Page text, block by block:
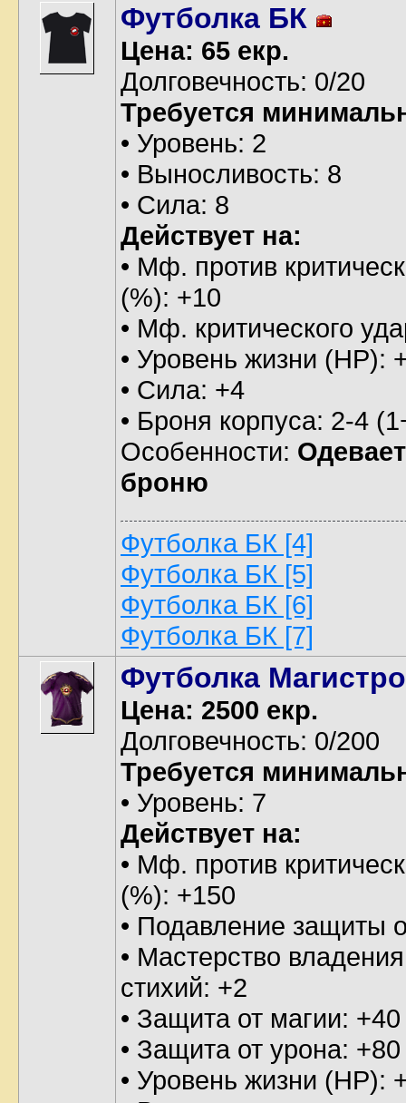
Футболка БК
Цена: 65 екр.
Долговечность: 0/20
Требуется
• Уровень: 2
• Выносливость: 8
• Сила: 8
Действует на:
• Мф. против
(%): +10
• Мф. критического
• Уровень жизни (HP):
• Сила: +4
• Броня корпуса: 2-4
Особенности:
броню
Футболка БК [4]
Футболка БК [5]
Футболка БК [6]
Футболка БК [7]
Футболка
Цена: 2500 екр.
Долговечность: 0/200
Требуется
• Уровень: 7
Действует на:
• Мф. против
(%): +150
• Подавление защиты
• Мастерство
стихий: +2
• Защита от магии: +40
• Защита от урона: +80
• Уровень жизни (HP):